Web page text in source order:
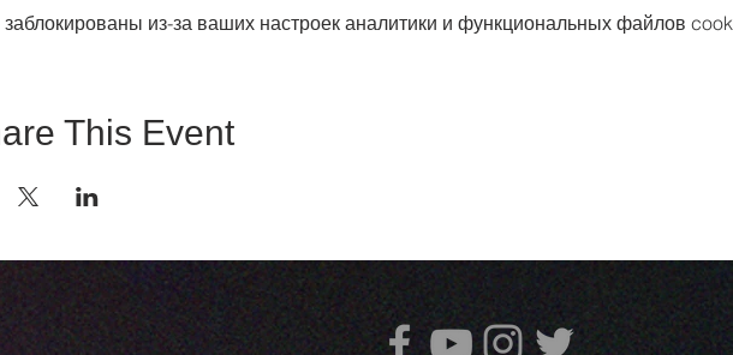
из-за ваших настроек аналитики и функциональных файлов
This Event